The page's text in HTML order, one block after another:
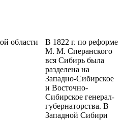
В 1822 г. по реформе
М. М. Сперанского
вся Сибирь была
разделена на
Западно-Сибирское
и Восточно-
Сибирское генерал-
губернаторства. В
Западной Сибири